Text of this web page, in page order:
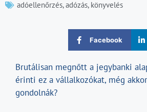
adóellenőrzés,adózás, könyvelés
Facebook
Brutálisan megnőtt a jegybanki
érinti ez a vállalkozókat, még
gondolnák?